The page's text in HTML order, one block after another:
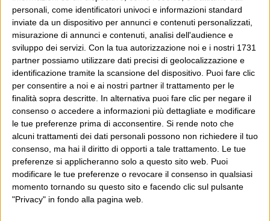
personali, come identificatori univoci e informazioni standard
inviate da un dispositivo per annunci e contenuti personalizzati,
misurazione di annunci e contenuti, analisi dell'audience e
sviluppo dei servizi. Con la tua autorizzazione noi e i nostri 1731
partner possiamo utilizzare dati precisi di geolocalizzazione e
identificazione tramite la scansione del dispositivo. Puoi fare clic
per consentire a noi e ai nostri partner il trattamento per le
finalità sopra descritte. In alternativa puoi fare clic per negare il
consenso o accedere a informazioni più dettagliate e modificare
le tue preferenze prima di acconsentire. Si rende noto che
alcuni trattamenti dei dati personali possono non richiedere il tuo
consenso, ma hai il diritto di opporti a tale trattamento. Le tue
preferenze si applicheranno solo a questo sito web. Puoi
modificare le tue preferenze o revocare il consenso in qualsiasi
momento tornando su questo sito e facendo clic sul pulsante
"Privacy" in fondo alla pagina web.
Endorsement La musique che gira intorno
E per i regali di Natale